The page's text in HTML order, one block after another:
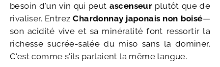
besoin d'un vin qui peut ascenseur plutôt que de
rivaliser. EntrezChardonnay japonais non boisé—
son acidité vive et sa minéralité font ressortir la
richesse sucrée-salée du miso sans la dominer.
C'est comme s'ils parlaient la même langue.